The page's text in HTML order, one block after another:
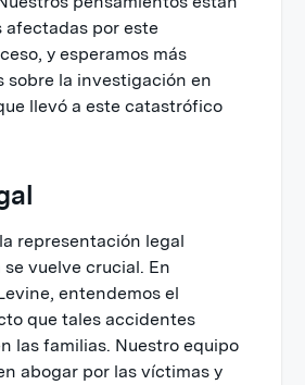
afectadas por este
y esperamos más
sobre la investigación en
llevó a este catastrófico
representación legal
vuelve crucial. En
entendemos el
que tales accidentes
las familias. Nuestro equipo
abogar por las víctimas y